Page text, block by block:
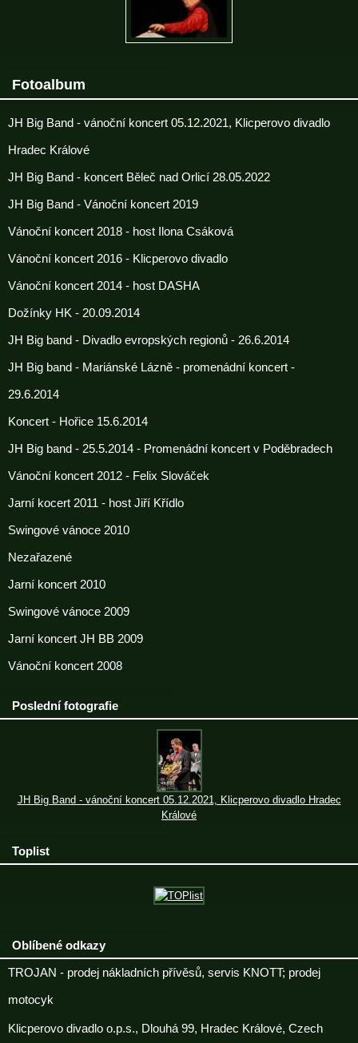
Fotoalbum
JH Big Band - vánoční koncert 05.12.2021, Klicperovo divadlo
Hradec Králové
JH Big Band - koncert Běleč nad Orlicí 28.05.2022
JH Big Band - Vánoční koncert 2019
Vánoční koncert 2018 - host Ilona Csáková
Vánoční koncert 2016 - Klicperovo divadlo
Vánoční koncert 2014 - host DASHA
Dožínky HK - 20.09.2014
JH Big band - Divadlo evropských regionů - 26.6.2014
JH Big band - Mariánské Lázně - promenádní koncert -
29.6.2014
Koncert - Hořice 15.6.2014
JH Big band - 25.5.2014 - Promenádní koncert v Poděbradech
Vánoční koncert 2012 - Felix Slováček
Jarní kocert 2011 - host Jiří Křídlo
Swingové vánoce 2010
Nezařazené
Jarní koncert 2010
Swingové vánoce 2009
Jarní koncert JH BB 2009
Vánoční koncert 2008
Poslední fotografie
JH Big Band - vánoční koncert 05.12.2021, Klicperovo divadlo Hradec
Králové
Toplist
Oblíbené odkazy
TROJAN - prodej nákladních přívěsů, servis KNOTT; prodej
motocyk
Klicperovo divadlo o.p.s., Dlouhá 99, Hradec Králové, Czech